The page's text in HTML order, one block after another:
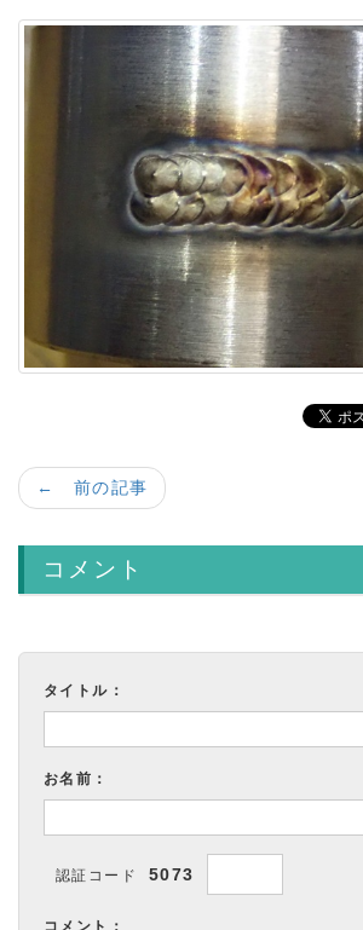
← 前の記事
コメント
タイトル：
お名前：
認証コード 5073
コメント：